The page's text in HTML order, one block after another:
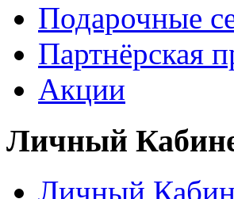
Подарочные
Партнёрская
Акции
Личный
Личный